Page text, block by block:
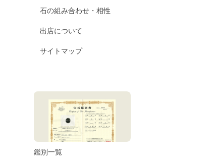
石の組み合わせ・相性
出店について
サイトマップ
鑑別一覧